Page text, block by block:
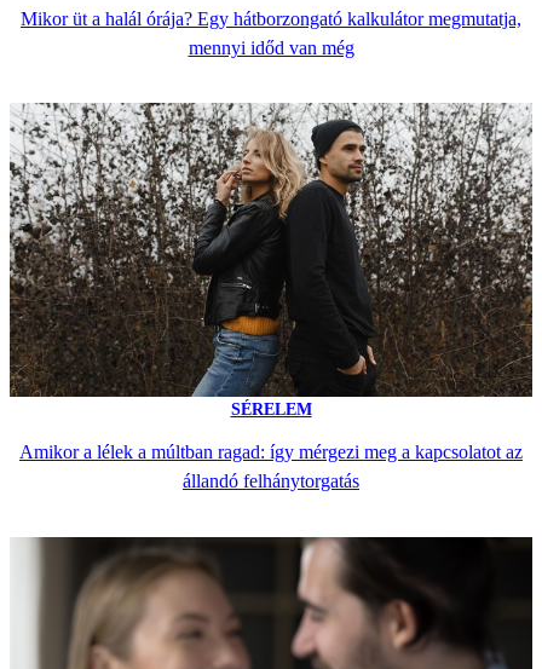
Mikor üt a halál órája? Egy hátborzongató kalkulátor megmutatja,
mennyi időd van még
SÉRELEM
Amikor a lélek a múltban ragad: így mérgezi meg a kapcsolatot az
állandó felhánytorgatás